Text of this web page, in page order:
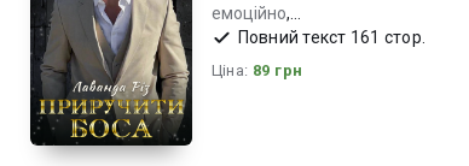
емоційно,
протистояння_пристрасть
Повний текст 161 стор.
Ціна: 89 грн